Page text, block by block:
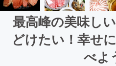
最高峰の美味し
どけたい！幸せ
べよ